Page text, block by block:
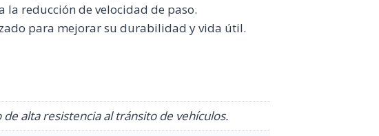
la reducción de velocidad de paso.
para mejorar su durabilidad y vida útil.
de alta resistencia al tránsito de vehículos.